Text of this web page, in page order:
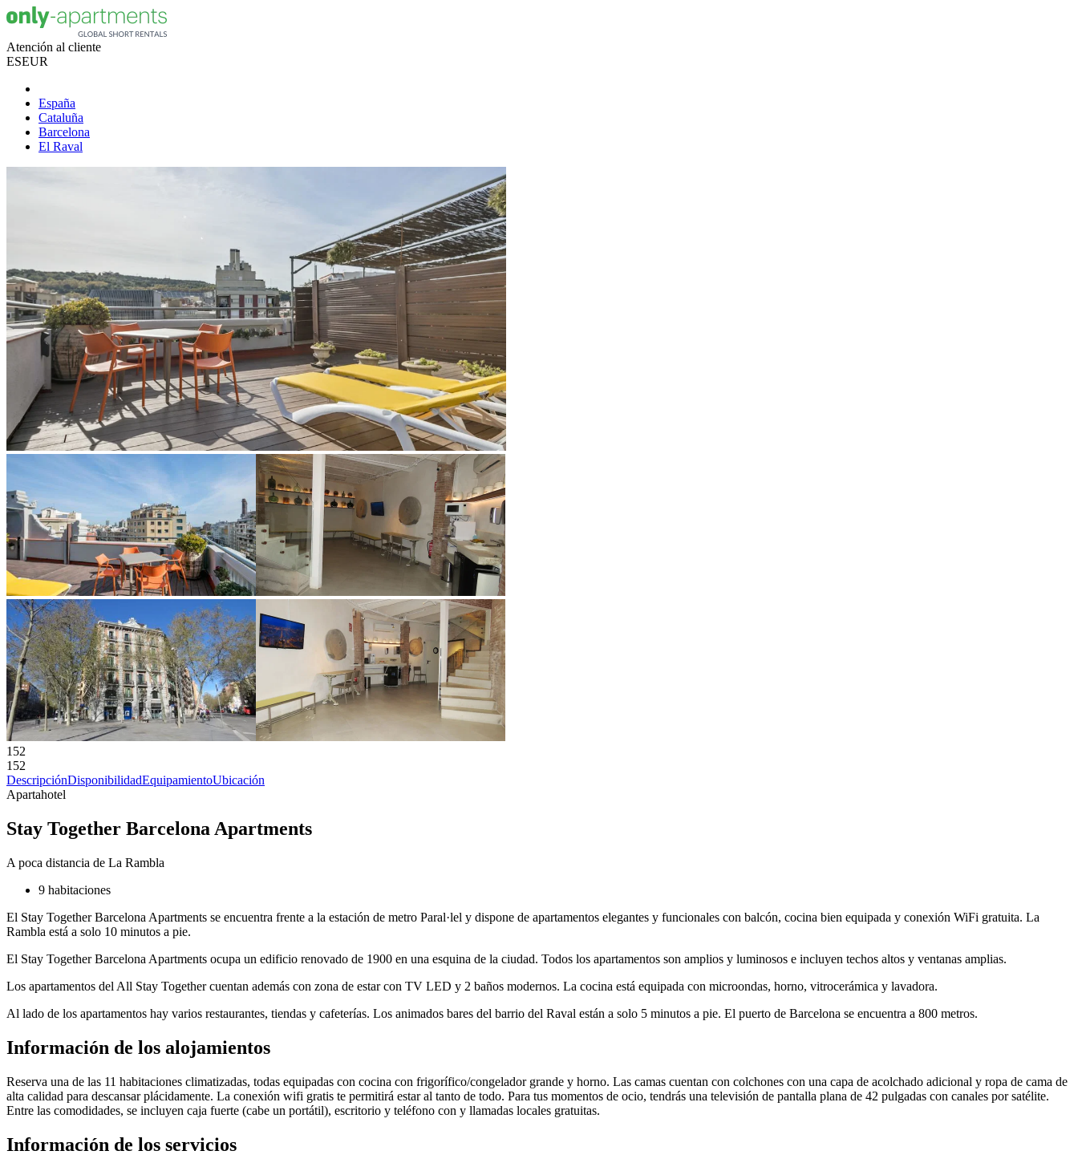
Atención al cliente
ESEUR
España
Cataluña
Barcelona
El Raval
152
152
DescripciónDisponibilidadEquipamientoUbicación
Apartahotel
Stay Together Barcelona Apartments
A poca distancia de La Rambla
9 habitaciones
El Stay Together Barcelona Apartments se encuentra frente a la estación de metro Paral·lel y dispone de apartamentos elegantes y funcionales con balcón, cocina bien equipada y conexión WiFi gratuita. La
Rambla está a solo 10 minutos a pie.
El Stay Together Barcelona Apartments ocupa un edificio renovado de 1900 en una esquina de la ciudad. Todos los apartamentos son amplios y luminosos e incluyen techos altos y ventanas amplias.
Los apartamentos del All Stay Together cuentan además con zona de estar con TV LED y 2 baños modernos. La cocina está equipada con microondas, horno, vitrocerámica y lavadora.
Al lado de los apartamentos hay varios restaurantes, tiendas y cafeterías. Los animados bares del barrio del Raval están a solo 5 minutos a pie. El puerto de Barcelona se encuentra a 800 metros.
Información de los alojamientos
Reserva una de las 11 habitaciones climatizadas, todas equipadas con cocina con frigorífico/congelador grande y horno. Las camas cuentan con colchones con una capa de acolchado adicional y ropa de cama de
alta calidad para descansar plácidamente. La conexión wifi gratis te permitirá estar al tanto de todo. Para tus momentos de ocio, tendrás una televisión de pantalla plana de 42 pulgadas con canales por satélite.
Entre las comodidades, se incluyen caja fuerte (cabe un portátil), escritorio y teléfono con y llamadas locales gratuitas.
Información de los servicios